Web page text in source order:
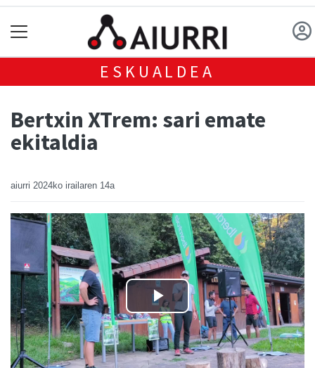
ESKUALDEA
Bertxin XTrem: sari emate
ekitaldia
aiurri 2024ko irailaren 14a